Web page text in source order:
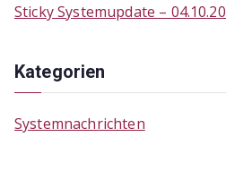
Sticky Systemupdate –
Kategorien
Systemnachrichten